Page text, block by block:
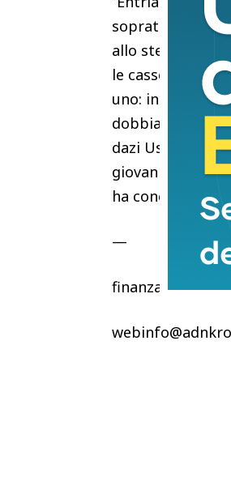
soprattutto le
allo stesso
le casse
uno: incidere
dobbiamo far
dazi Usa
giovani e a farli
ha concluso.
—
finanza